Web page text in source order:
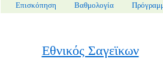
Επισκόπηση Βαθμολογία
Εθνικός Σαγεϊκων